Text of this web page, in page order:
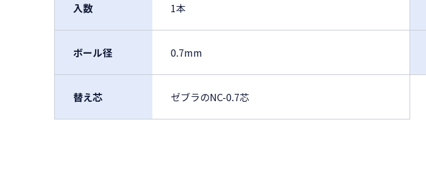
入数 1本
ボール径 0.7mm
替え芯 ゼブラのNC-0.7芯